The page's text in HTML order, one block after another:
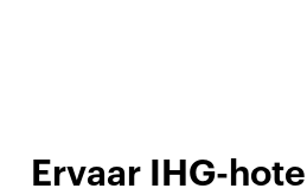
Ervaar IHG-